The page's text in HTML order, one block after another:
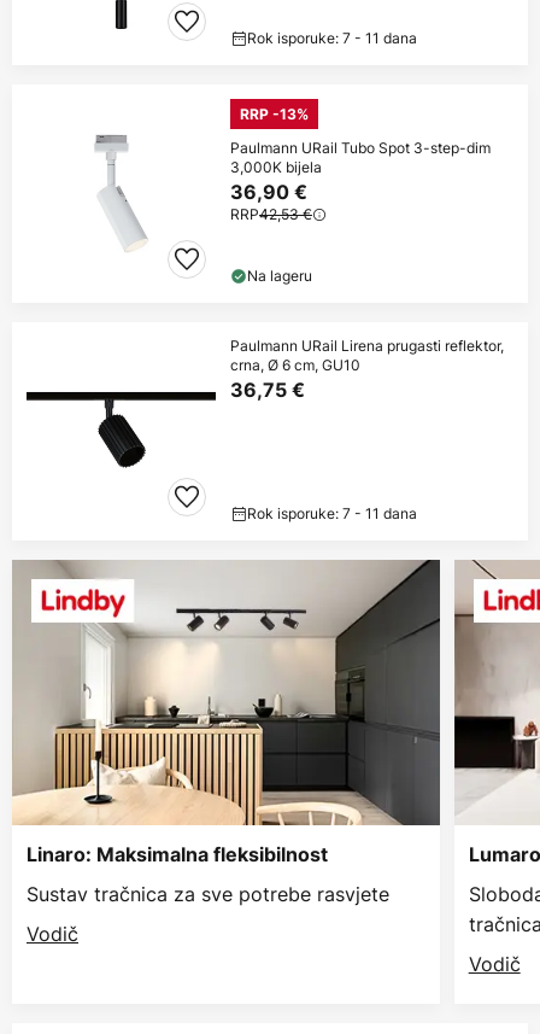
Rok isporuke: 7 - 11 dana
RRP -13%
Paulmann URail Tubo Spot 3-step-dim
3,000K bijela
36,90 €
RRP42,53 €
Na lageru
Paulmann URail Lirena prugasti reflektor,
crna, Ø 6 cm, GU10
36,75 €
Rok isporuke: 7 - 11 dana
Linaro: Maksimalna fleksibilnost
Sustav tračnica za sve potrebe rasvjete
Vodič
Vodič